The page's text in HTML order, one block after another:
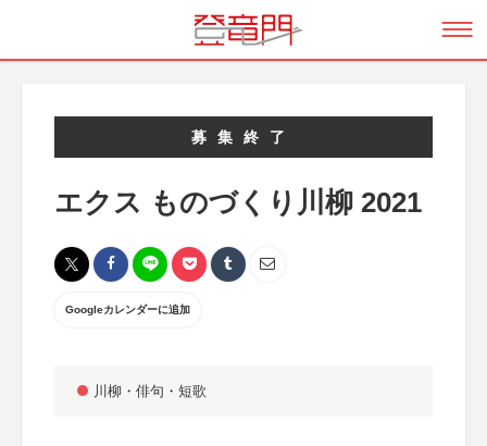
募集終了
エクス ものづくり川柳 2021
Googleカレンダーに追加
川柳・俳句・短歌